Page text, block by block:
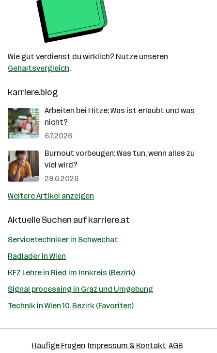
Wie gut verdienst du wirklich? Nutze unseren
Gehaltsvergleich.
karriere.blog
Arbeiten bei Hitze: Was ist erlaubt und was
nicht?
6.7.2026
Burnout vorbeugen: Was tun, wenn alles zu
viel wird?
29.6.2026
Weitere Artikel anzeigen
Aktuelle Suchen aufkarriere.at
Servicetechniker in Schwechat
Radlader in Wien
KFZ Lehre in Ried im Innkreis (Bezirk)
Signal processing in Graz und Umgebung
Technik in Wien 10. Bezirk (Favoriten)
Häufige Fragen Impressum & Kontakt AGB